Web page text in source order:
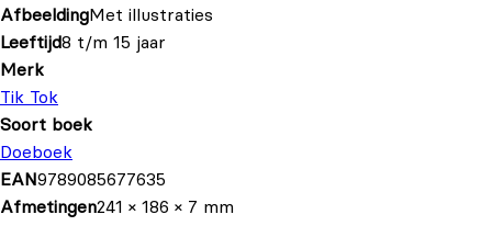
AfbeeldingMet illustraties
Leeftijd8 t/m 15 jaar
Merk
Tik Tok
Soort boek
Doeboek
EAN9789085677635
Afmetingen241 × 186 × 7 mm